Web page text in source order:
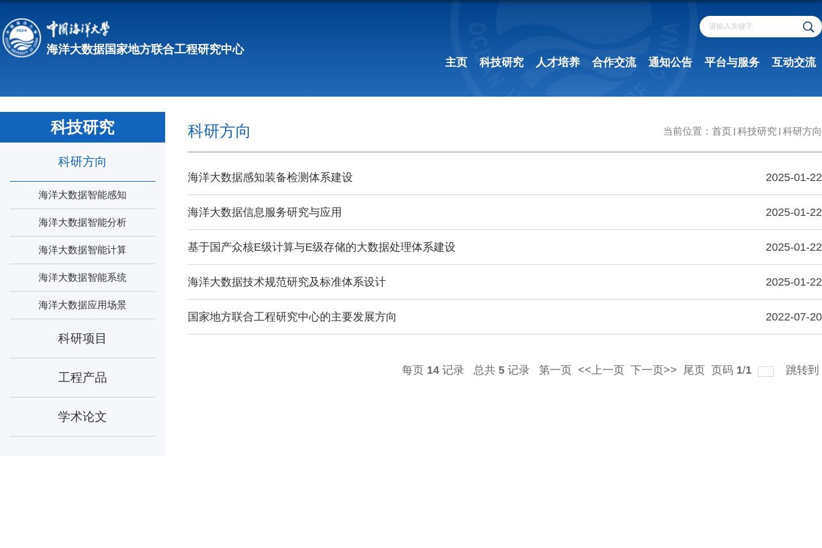
主页 科技研究 人才培养 合作交流 通知公告 平台与服务 互动交流
科技研究
科研方向
海洋大数据智能感知
海洋大数据智能分析
海洋大数据智能计算
海洋大数据智能系统
海洋大数据应用场景
科研项目
工程产品
学术论文
当前位置： 首页 科技研究 科研方向
科研方向
海洋大数据感知装备检测体系建设 2025-01-22
海洋大数据信息服务研究与应用 2025-01-22
基于国产众核E级计算与E级存储的大数据处理体系建设 2025-01-22
海洋大数据技术规范研究及标准体系设计 2025-01-22
国家地方联合工程研究中心的主要发展方向 2022-07-20
每页 14 记录 总共 5 记录 第一页 <<上一页 下一页>> 尾页 页码 1/1 跳转到